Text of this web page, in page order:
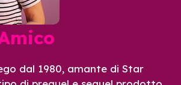
dal 1980, amante di Star